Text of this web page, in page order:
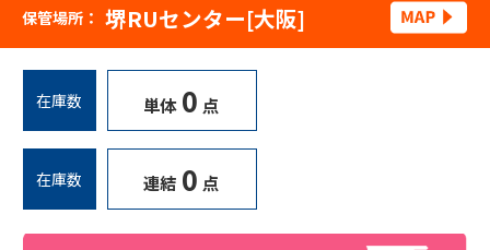
保管場所： 堺RUセンター[大阪]
在庫数 単体 0 点
在庫数 連結 0 点